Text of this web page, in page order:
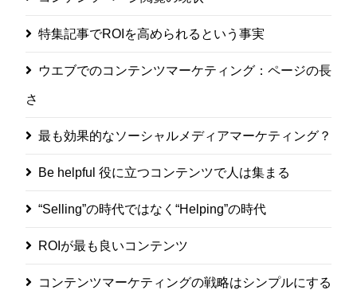
特集記事でROIを高められるという事実
ウエブでのコンテンツマーケティング：ページの長
さ
最も効果的なソーシャルメディアマーケティング？
Be helpful 役に立つコンテンツで人は集まる
“Selling”の時代ではなく“Helping”の時代
ROIが最も良いコンテンツ
コンテンツマーケティングの戦略はシンプルにする